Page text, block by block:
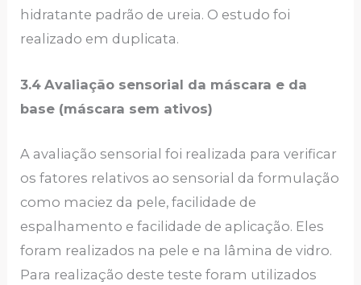
hidratante padrão de ureia. O estudo foi
realizado em duplicata.
3.4 Avaliação sensorial da máscara e da
base (máscara sem ativos)
A avaliação sensorial foi realizada para verificar
os fatores relativos ao sensorial da formulação
como maciez da pele, facilidade de
espalhamento e facilidade de aplicação. Eles
foram realizados na pele e na lâmina de vidro.
Para realização deste teste foram utilizados